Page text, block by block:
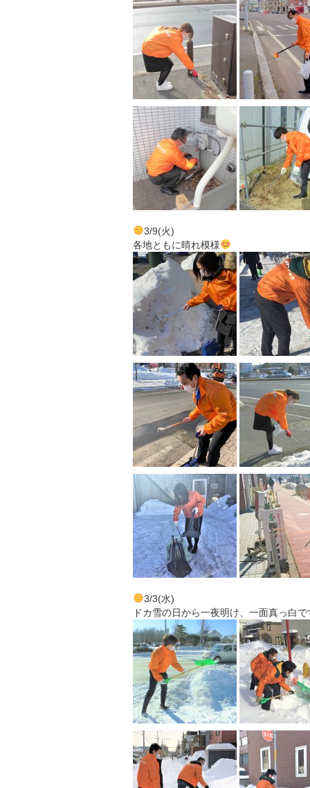
3/9(火)
各地ともに晴れ模様
3/3(水)
ドカ雪の日から一夜明け、一面真っ白で